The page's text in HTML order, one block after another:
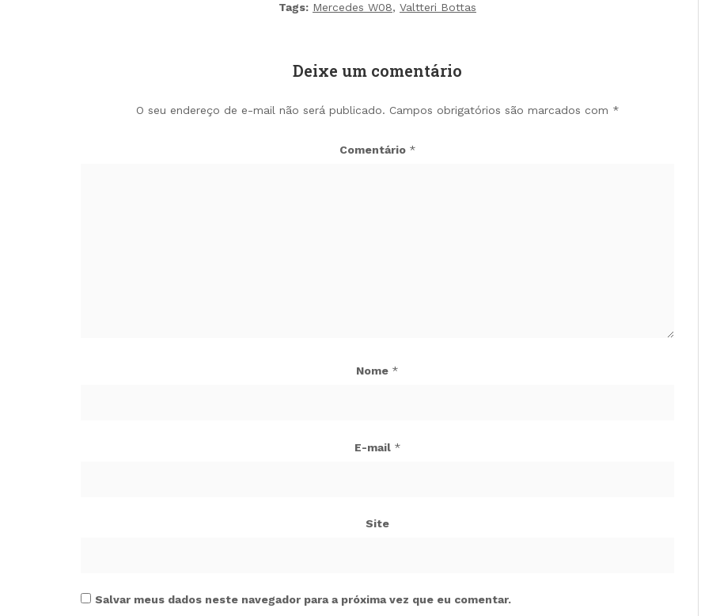
Tags: Mercedes W08, Valtteri Bottas
Deixe um comentário
O seu endereço de e-mail não será publicado. Campos obrigatórios são marcados com *
Comentário *
Nome *
E-mail *
Site
Salvar meus dados neste navegador para a próxima vez que eu comentar.